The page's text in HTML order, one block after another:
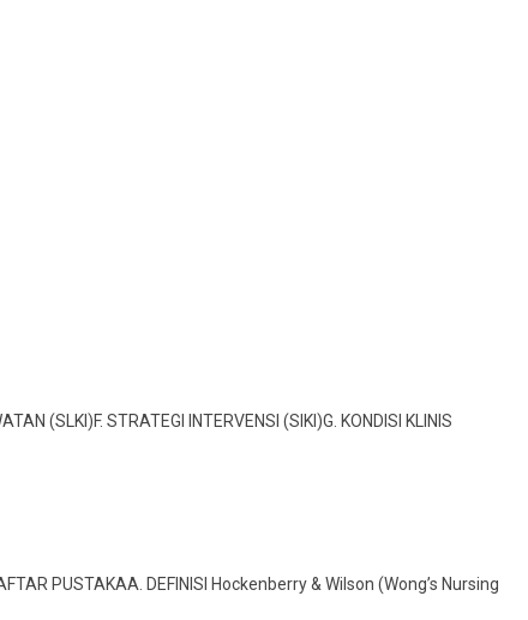
(SLKI)F. STRATEGI INTERVENSI (SIKI)G. KONDISI KLINIS
PUSTAKAA. DEFINISI Hockenberry & Wilson (Wong’s Nursing